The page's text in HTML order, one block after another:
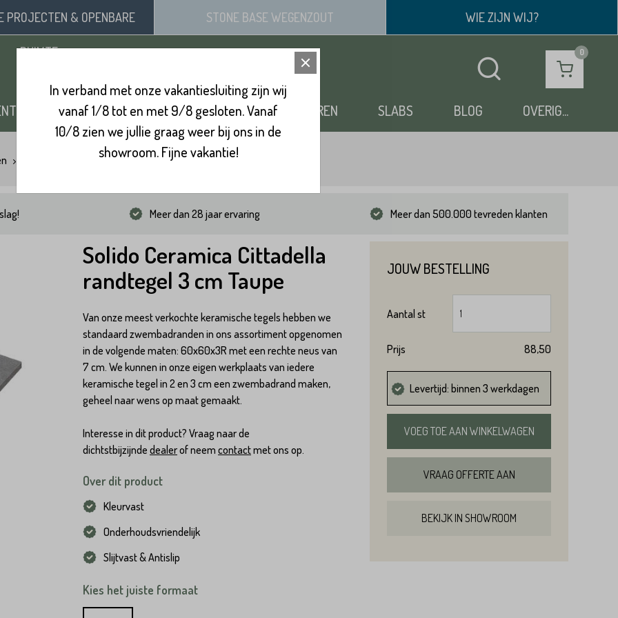
PROJECTEN & OPENBARE
RUIMTE
STONE BASE WEGENZOUT WIE ZIJN WIJ?
ZAND, SIERGRIND & SPLIT BINNENVLOEREN SLABS BLOG OVERIG...
Solido Ceramica Cittadella randtegel 3 cm Taupe
Meer dan 28 jaar ervaring Meer dan 500.000 tevreden klanten
Solido Ceramica Cittadella
randtegel 3 cm Taupe
Van onze meest verkochte keramische tegels hebben we
standaard zwembadranden in ons assortiment opgenomen
in de volgende maten: 60x60x3R met een rechte neus van
7 cm. We kunnen in onze eigen werkplaats van iedere
keramische tegel in 2 en 3 cm een zwembadrand maken,
geheel naar wens op maat gemaakt.
Interesse in dit product? Vraag naar de
dichtstbijzijnde dealerof neem contactmet ons op.
Over dit product
Kleurvast
Onderhoudsvriendelijk
Slijtvast & Antislip
Kies het juiste formaat
JOUW BESTELLING
Aantal st
Prijs 88,50
Levertijd: binnen 3 werkdagen
VOEG TOE AAN WINKELWAGEN
VRAAG OFFERTE AAN
BEKIJK IN SHOWROOM
In verband met onze vakantiesluiting zijn wij
vanaf 1/8 tot en met 9/8 gesloten. Vanaf
10/8 zien we jullie graag weer bij ons in de
showroom. Fijne vakantie!